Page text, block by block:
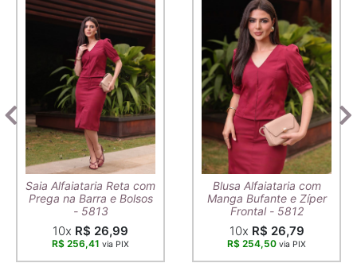
Saia Alfaiataria Reta com
Prega na Barra e Bolsos
- 5813
10x R$ 26,99
R$ 256,41 via PIX
Blusa Alfaiataria com
Manga Bufante e Zíper
Frontal - 5812
10x R$ 26,79
R$ 254,50 via PIX